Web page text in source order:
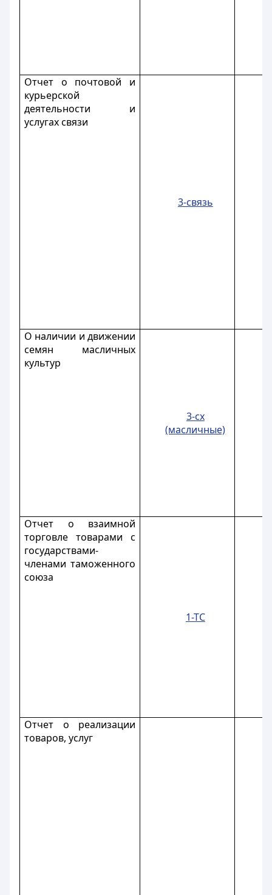
Отчет о почтовой и
курьерской
деятельности и
услугах связи
3-связь
О наличии и движении
семян масличных
культур
3-сх
(масличные)
Отчет о взаимной
торговле товарами с
государствами-
членами таможенного
союза
1-ТС
Отчет о реализации
товаров, услуг